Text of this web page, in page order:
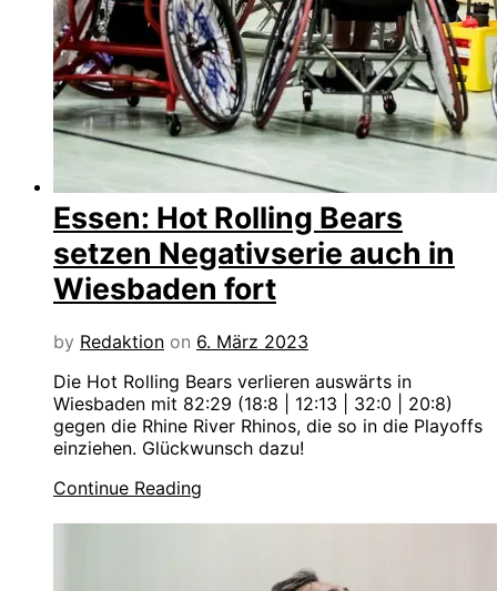
Essen: Hot Rolling Bears
setzen Negativserie auch in
Wiesbaden fort
by Redaktion on 6. März 2023
Die Hot Rolling Bears verlieren auswärts in
Wiesbaden mit 82:29 (18:8 | 12:13 | 32:0 | 20:8)
gegen die Rhine River Rhinos, die so in die Playoffs
einziehen. Glückwunsch dazu!
Continue Reading